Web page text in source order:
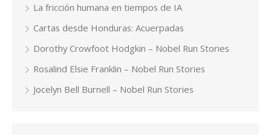
La fricción humana en tiempos de IA
Cartas desde Honduras: Acuerpadas
Dorothy Crowfoot Hodgkin – Nobel Run Stories
Rosalind Elsie Franklin – Nobel Run Stories
Jocelyn Bell Burnell – Nobel Run Stories